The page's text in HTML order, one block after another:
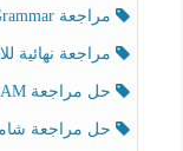
مراجعة Review Grammar حسب الهيكل اللغة الإنجليزية الصف الخامس الفصل الثالث
مراجعة نهائية
حل مراجعة FINAL EXAMاللغة الإنجليزية الصف الخامس الفصل الثالث
حل مراجعة شاملة